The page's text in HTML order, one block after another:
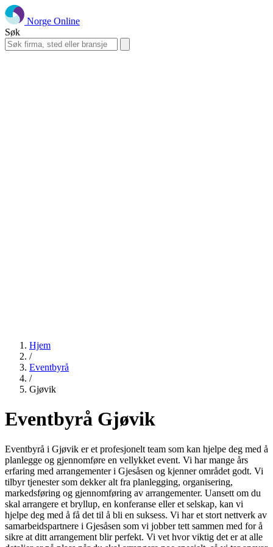
Norge Online
Søk
Hjem
/
Eventbyrå
/
Gjøvik
Eventbyrå Gjøvik
Eventbyrå i Gjøvik er et profesjonelt team som kan hjelpe deg med å
planlegge og gjennomføre en vellykket event. Vi har mange års
erfaring med arrangementer i Gjesåsen og kjenner området godt. Vi
tilbyr tjenester som dekker alt fra planlegging, organisering,
markedsføring og gjennomføring av arrangementer. Uansett om du
skal arrangere et bryllup, en konferanse eller et selskap, kan vi
hjelpe deg med å få det til å bli en suksess. Vi har et stort nettverk av
samarbeidspartnere i Gjesåsen som vi jobber tett sammen med for å
sikre at ditt arrangement blir perfekt. Vi vet hvor viktig det er at alle